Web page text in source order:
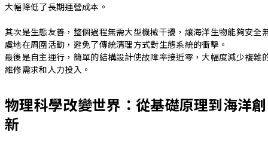
大幅降低了長期運營成本。
其次是生態友善，整個過程無需大型機械干擾，讓海洋生物能夠安全
虞地在周圍活動，避免了傳統清理方式對生態系統的衝擊。
最後是自主運行，簡單的結構設計使故障率接近零，大幅度減少複雜
維修需求和人力投入。
物理科學改變世界：從基礎原理到海洋創
新